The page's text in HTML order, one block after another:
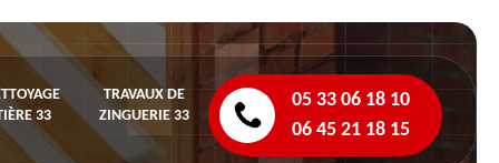
33
TRAVAUX DE
ZINGUERIE 33
05 33 06 18 10
06 45 21 18 15